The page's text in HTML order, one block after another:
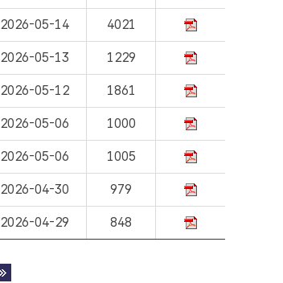
2026-05-14 4021
2026-05-13 1229
2026-05-12 1861
2026-05-06 1000
2026-05-06 1005
2026-04-30 979
2026-04-29 848